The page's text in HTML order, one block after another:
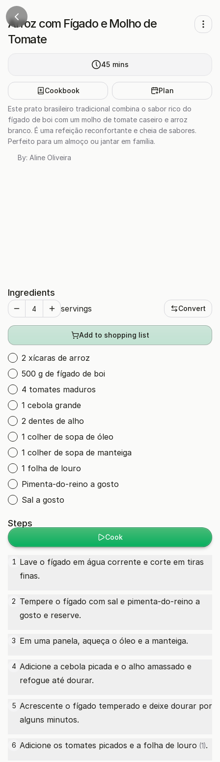
Arroz com Fígado e Molho de
Tomate
45 mins
Cookbook Plan
Este prato brasileiro tradicional combina o sabor rico do
fígado de boi com um molho de tomate caseiro e arroz
branco. É uma refeição reconfortante e cheia de sabores.
Perfeito para um almoço ou jantar em família.
By: Aline Oliveira
Ingredients
servings Convert
Add to shopping list
2 xícaras de arroz
500 g de fígado de boi
4 tomates maduros
1 cebola grande
2 dentes de alho
1 colher de sopa de óleo
1 colher de sopa de manteiga
1 folha de louro
Pimenta-do-reino a gosto
Sal a gosto
Steps
Cook
1 Lave o fígado em água corrente e corte em tiras
finas.
2 Tempere o fígado com sal e pimenta-do-reino a
gosto e reserve.
3 Em uma panela, aqueça o óleo e a manteiga.
4 Adicione a cebola picada e o alho amassado e
refogue até dourar.
5 Acrescente o fígado temperado e deixe dourar por
alguns minutos.
6 Adicione os tomates picados e a folha de louro (1).